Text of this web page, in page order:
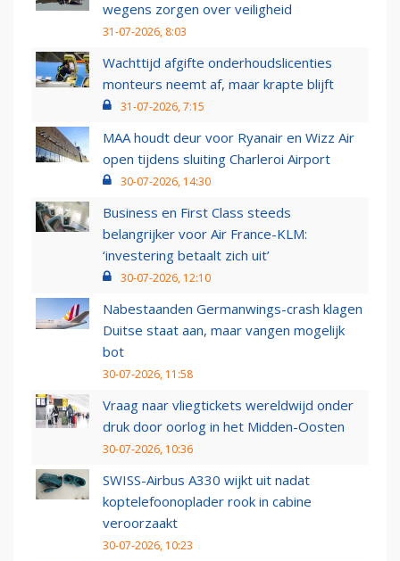
wegens zorgen over veiligheid
31-07-2026, 8:03
Wachttijd afgifte onderhoudslicenties
monteurs neemt af, maar krapte blijft
31-07-2026, 7:15
MAA houdt deur voor Ryanair en Wizz Air
open tijdens sluiting Charleroi Airport
30-07-2026, 14:30
Business en First Class steeds
belangrijker voor Air France-KLM:
‘investering betaalt zich uit’
30-07-2026, 12:10
Nabestaanden Germanwings-crash klagen
Duitse staat aan, maar vangen mogelijk
bot
30-07-2026, 11:58
Vraag naar vliegtickets wereldwijd onder
druk door oorlog in het Midden-Oosten
30-07-2026, 10:36
SWISS-Airbus A330 wijkt uit nadat
koptelefoonoplader rook in cabine
veroorzaakt
30-07-2026, 10:23